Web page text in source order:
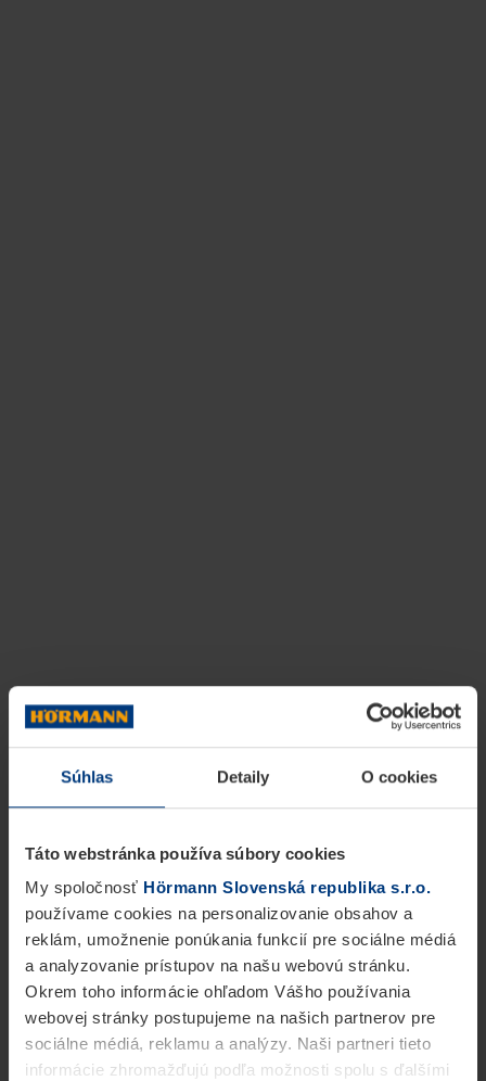
Súhlas Detaily O cookies
Táto webstránka používa súbory cookies
My spoločnosť Hörmann Slovenská republika s.r.o.
používame cookies na personalizovanie obsahov a
reklám, umožnenie ponúkania funkcií pre sociálne médiá
a analyzovanie prístupov na našu webovú stránku.
Okrem toho informácie ohľadom Vášho používania
webovej stránky postupujeme na našich partnerov pre
sociálne médiá, reklamu a analýzy. Naši partneri tieto
informácie zhromažďujú podľa možnosti spolu s ďalšími